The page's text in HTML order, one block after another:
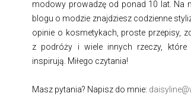
modowy prowadzę od ponad 10 lat. Na
blogu o modzie znajdziesz codzienne
opinie o kosmetykach, proste przepisy,
z podróży i wiele innych rzeczy, które
inspirują. Miłego czytania!
Masz pytania? Napisz do mnie: